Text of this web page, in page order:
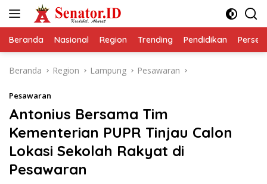
Beranda Nasional Region Trending Pendidikan
Beranda Region Lampung Pesawaran
Pesawaran
Antonius Bersama Tim
Kementerian PUPR Tinjau Calon
Lokasi Sekolah Rakyat di
Pesawaran